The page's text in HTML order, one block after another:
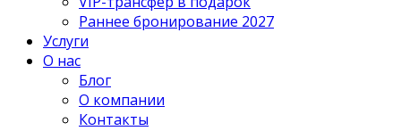
Раннее бронирование 2027
Услуги
О нас
Блог
О компании
Контакты